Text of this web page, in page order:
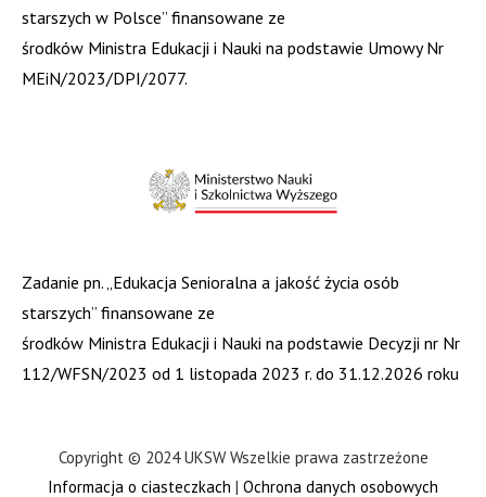
starszych w Polsce” finansowane ze
środków Ministra Edukacji i Nauki na podstawie Umowy Nr
MEiN/2023/DPI/2077.
Zadanie pn. „Edukacja Senioralna a jakość życia osób
starszych” finansowane ze
środków Ministra Edukacji i Nauki na podstawie Decyzji nr Nr
112/WFSN/2023 od 1 listopada 2023 r. do 31.12.2026 roku
Copyright © 2024 UKSW Wszelkie prawa zastrzeżone
Informacja o ciasteczkach | Ochrona danych osobowych